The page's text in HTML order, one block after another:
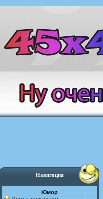
Навигация
Юмор